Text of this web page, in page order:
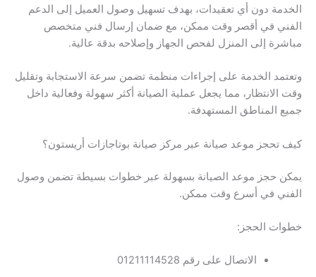
الخدمة دون أي تعقيدات، بهدف تسهيل وصول العميل إلى الدعم
الفني في أقصر وقت ممكن، مع ضمان إرسال فني متخصص
مباشرة إلى المنزل لفحص الجهاز وإصلاحه بدقة عالية.
وتعتمد الخدمة على إجراءات منظمة تضمن سرعة الاستجابة وتقليل
وقت الانتظار، مما يجعل عملية الصيانة أكثر سهولة وفعالية داخل
جميع المناطق المستهدفة.
كيف تحجز موعد صيانة عبر مركز صيانة بوتاجازات أريستون؟
يمكن حجز موعد الصيانة بسهولة عبر خطوات بسيطة تضمن وصول
الفني في أسرع وقت ممكن.
خطوات الحجز:
الاتصال على رقم 01211114528